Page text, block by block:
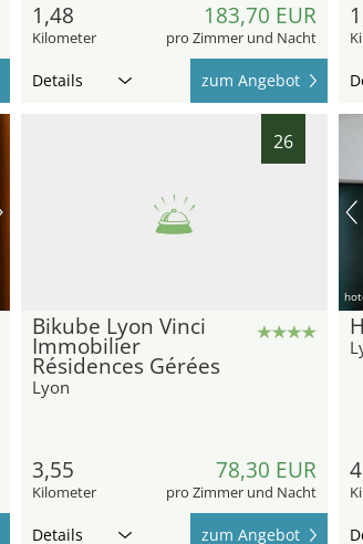
1,48
Kilometer
183,70 EUR
pro Zimmer und Nacht
Details zum Angebot
26
Bikube Lyon Vinci
Immobilier
Résidences Gérées
Lyon
3,55
Kilometer
78,30 EUR
pro Zimmer und Nacht
Details zum Angebot